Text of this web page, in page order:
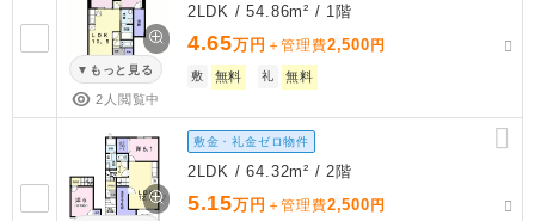
もっと見る
2人閲覧中
2LDK / 54.86m² / 1階
4.65万円 ＋管理費2,500 円
敷 無料 礼 無料
敷金・礼金ゼロ物件
2LDK / 64.32m² / 2階
5.15万円 ＋管理費2,500 円